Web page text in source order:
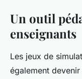
Un outil
enseignants
Les jeux de
également devenir